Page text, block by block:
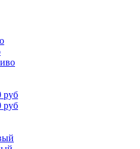
руб
руб